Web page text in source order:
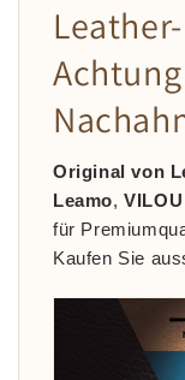
Original von
Leamo,VILOU
für
Kaufen Sie